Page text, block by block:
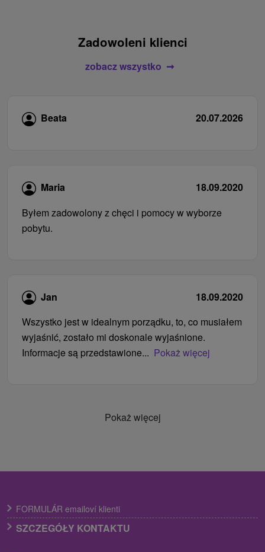
Zadowoleni klienci
zobacz wszystko
Beata 20.07.2026
Maria
18.09.2020
Byłem zadowolony z chęci i pomocy w wyborze
pobytu.
Jan
18.09.2020
Wszystko jest w idealnym porządku, to, co musiałem
wyjaśnić, zostało mi doskonale wyjaśnione.
Informacje są przedstawione... Pokaż więcej
Pokaż więcej
FORMULÁR emailoví klienti
SZCZEGÓŁY KONTAKTU